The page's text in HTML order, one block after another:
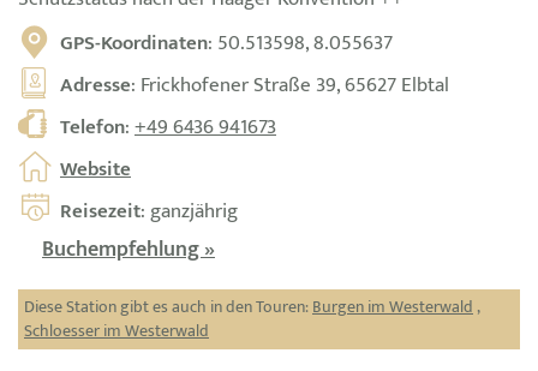
GPS-Koordinaten: 50.513598, 8.055637
Adresse: Frickhofener Straße 39, 65627 Elbtal
Telefon:+49 6436 941673
Website
Reisezeit: ganzjährig
Buchempfehlung »
Diese Station gibt es auch in den Touren:Burgen im Westerwald,
Schloesser im Westerwald